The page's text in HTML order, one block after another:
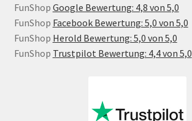
FunShop Google Bewertung: 4,8 von 5,0
FunShop Facebook Bewertung: 5,0 von 5,0
FunShop Herold Bewertung: 5,0 von 5,0
FunShop Trustpilot Bewertung: 4,4 von 5,0